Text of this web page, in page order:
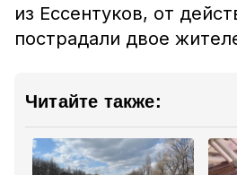
из Ессентуков, от
пострадали двое
Читайте также: